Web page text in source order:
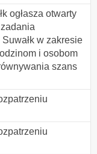
ogłasza otwarty
w zakresie
i osobom
szans